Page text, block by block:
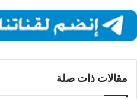
مقالات ذات صلة